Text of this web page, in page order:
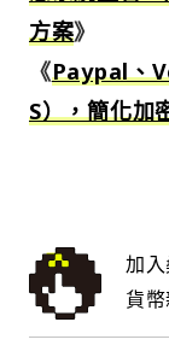
方案》
《Paypal、
S），簡化加
加
貨幣